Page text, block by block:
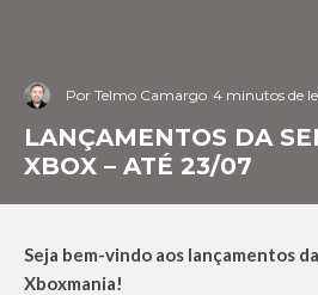
Por Telmo Camargo 4 minutos de
LANÇAMENTOS DA
XBOX – ATÉ 23/07
Seja bem-vindo aos lançamentos
Xboxmania!